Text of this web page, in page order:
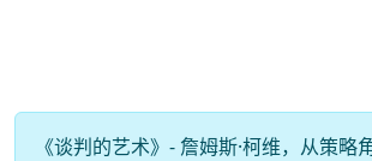
《谈判的艺术》- 詹姆斯·柯维，从策略